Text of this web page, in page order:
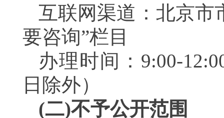
互联网渠道：北京市
要咨询”栏目
办理时间：9:00-
日除外）
(二)不予公开范围